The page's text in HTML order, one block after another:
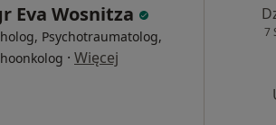
Eva Wosnitza
Psychotraumatolog,
· Więcej
7